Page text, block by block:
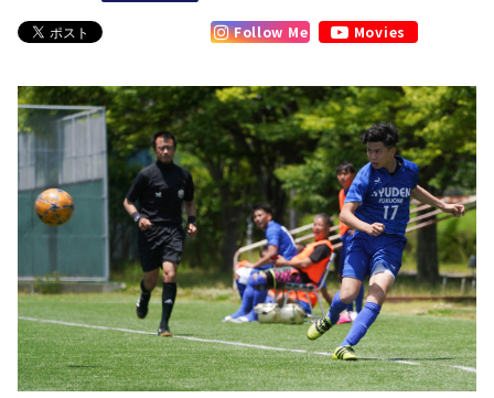
Follow Me Movies